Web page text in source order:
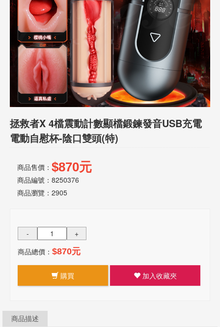
或
簡
拯救者X 4檔震動計數顯檔鍛鍊發音USB充電
電動自慰杯-陰口雙頭(特)
商品售價： $870元
商品編號：8250376
商品瀏覽： 2905
-
+
商品總價： $870元
購買 加入收藏夾
商品描述